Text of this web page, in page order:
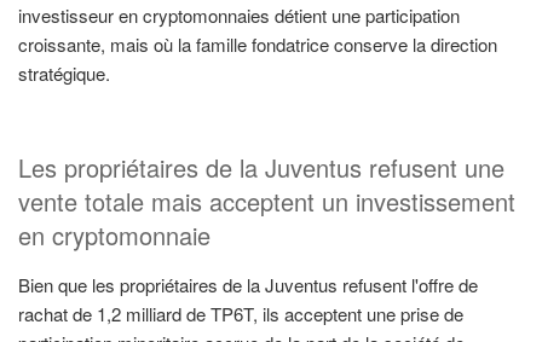
investisseur en cryptomonnaies détient une participation
croissante, mais où la famille fondatrice conserve la direction
stratégique.
Les propriétaires de la Juventus refusent une
vente totale mais acceptent un investissement
en cryptomonnaie
Bien que les propriétaires de la Juventus refusent l'offre de
rachat de 1,2 milliard de TP6T, ils acceptent une prise de